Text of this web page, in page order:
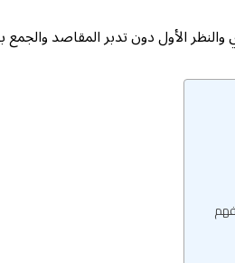
والنظر الأول دون تدبر المقاصد